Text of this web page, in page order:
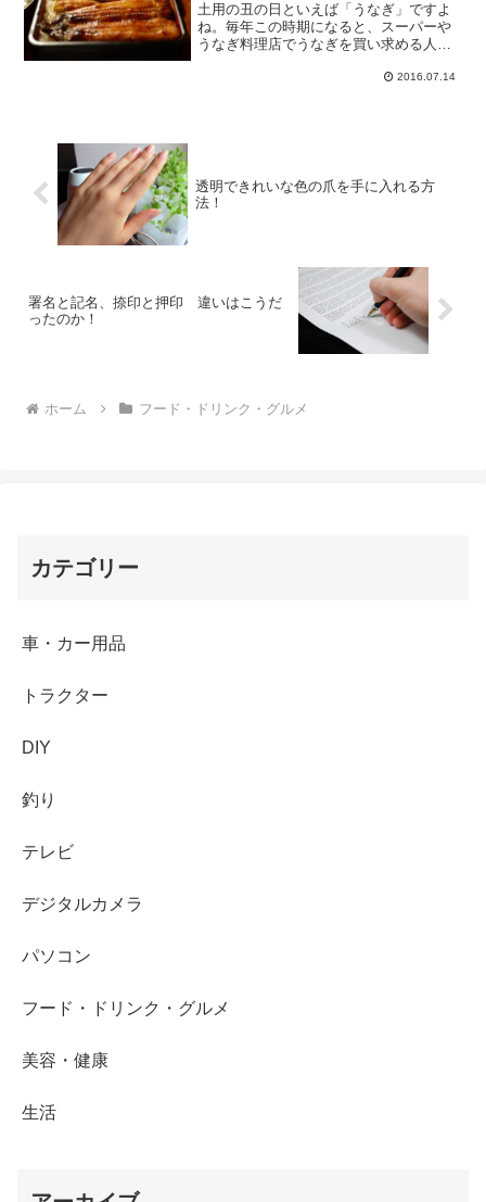
土用の丑の日といえば「うなぎ」ですよ
ね。毎年この時期になると、スーパーや
うなぎ料理店でうなぎを買い求める人も
最近うなぎの値段は年々値上がりしてい
2016.07.14
透明できれいな色の爪を手に入れる方
法！
署名と記名、捺印と押印 違いはこうだ
ったのか！
ホーム フード・ドリンク・グルメ
カテゴリー
車・カー用品
トラクター
DIY
釣り
テレビ
デジタルカメラ
パソコン
フード・ドリンク・グルメ
美容・健康
生活